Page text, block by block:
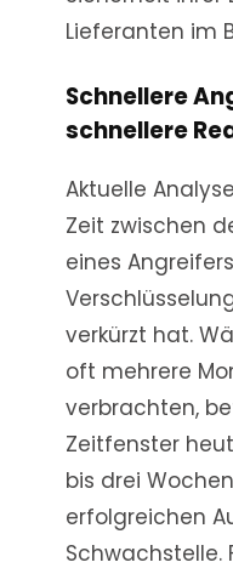
Lieferanten im
Schnellere
schnellere
Aktuelle
Zeit zwischen
eines
verkürzt hat.
oft mehrere
verbrachten,
Zeitfenster
bis drei
erfolgreichen
Schwachstelle.